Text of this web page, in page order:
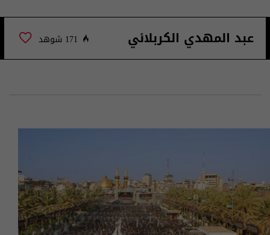
عبد المهدي الكربلائي 171 شوهد